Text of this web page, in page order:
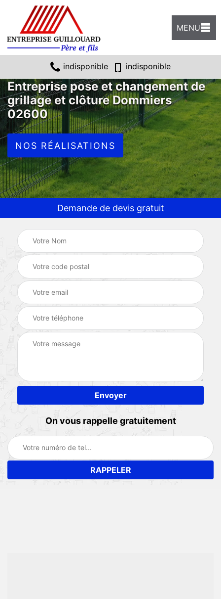
MENU
indisponible indisponible
Entreprise pose et changement de
grillage et clôture Dommiers
02600
NOS RÉALISATIONS
Demande de devis gratuit
On vous rappelle gratuitement